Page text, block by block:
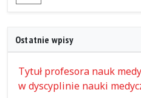
Ostatnie wpisy
Tytuł profesora nauk
w dyscyplinie nauki